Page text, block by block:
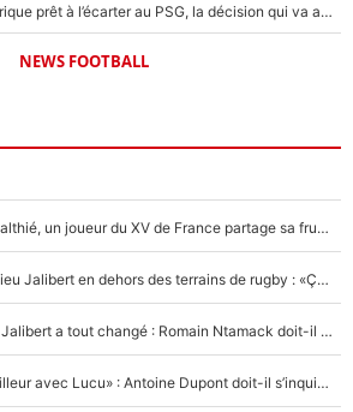
Bradley Barcola : Luis Enrique prêt à l’écarter au PSG, la décision qui va accélérer son transfert à Liverpool ?
NEWS FOOTBALL
Mis de côté par Fabien Galthié, un joueur du XV de France partage sa frustration : «ils ne me l’ont pas dit tout de suite»
La raison d'être de Matthieu Jalibert en dehors des terrains de rugby : «Ça m'atteint autant que si tu touches à un membre de ma famille»
XV de France - Matthieu Jalibert a tout changé : Romain Ntamack doit-il s’inquiéter pour sa place à un an de la Coupe du monde ?
«Le XV de France est meilleur avec Lucu» : Antoine Dupont doit-il s’inquiéter pour sa place ?